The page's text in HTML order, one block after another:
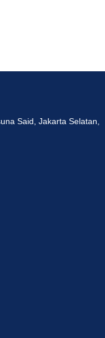
Said, Jakarta Selatan,